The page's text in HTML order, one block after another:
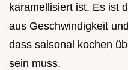
karamellisiert ist. Es ist
aus Geschwindigkeit
dass saisonal kochen
sein muss.